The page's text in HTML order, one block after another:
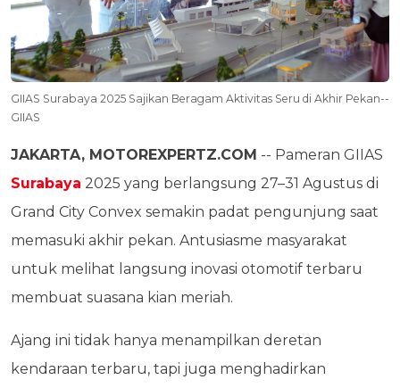
GIIAS Surabaya 2025 Sajikan Beragam Aktivitas Seru di Akhir Pekan--
GIIAS
JAKARTA, MOTOREXPERTZ.COM -- Pameran GIIAS
Surabaya 2025 yang berlangsung 27–31 Agustus di
Grand City Convex semakin padat pengunjung saat
memasuki akhir pekan. Antusiasme masyarakat
untuk melihat langsung inovasi otomotif terbaru
membuat suasana kian meriah.
Ajang ini tidak hanya menampilkan deretan
kendaraan terbaru, tapi juga menghadirkan